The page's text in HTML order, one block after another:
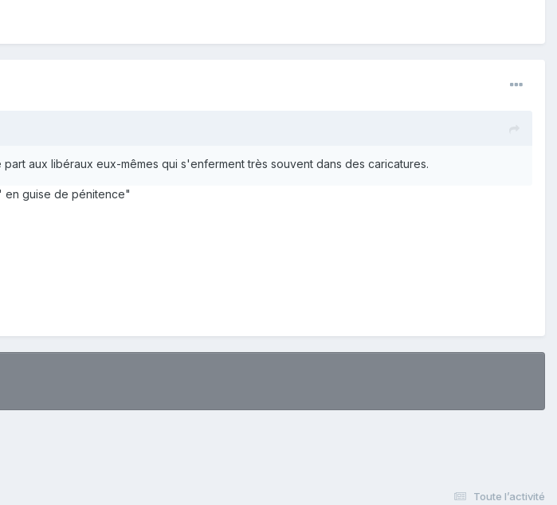
aux libéraux eux-mêmes qui s'enferment très souvent dans des caricatures.
en guise de pénitence"
Toute l’activité